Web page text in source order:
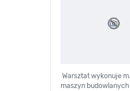
Warsztat wykonuje
maszyn